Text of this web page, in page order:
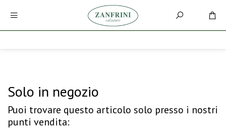
Solo in negozio
Puoi trovare questo articolo solo presso i nostri
punti vendita: